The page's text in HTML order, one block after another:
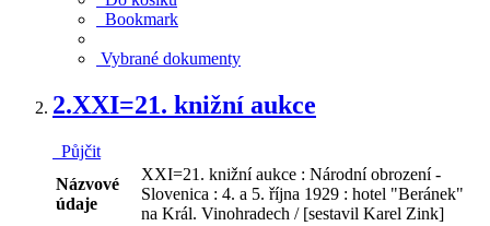
Bookmark
Vybrané dokumenty
2.XXI=21. knižní aukce
Půjčit
Názvové
údaje
XXI=21. knižní aukce : Národní obrození -
Slovenica : 4. a 5. října 1929 : hotel "Beránek"
na Král. Vinohradech / [sestavil Karel Zink]